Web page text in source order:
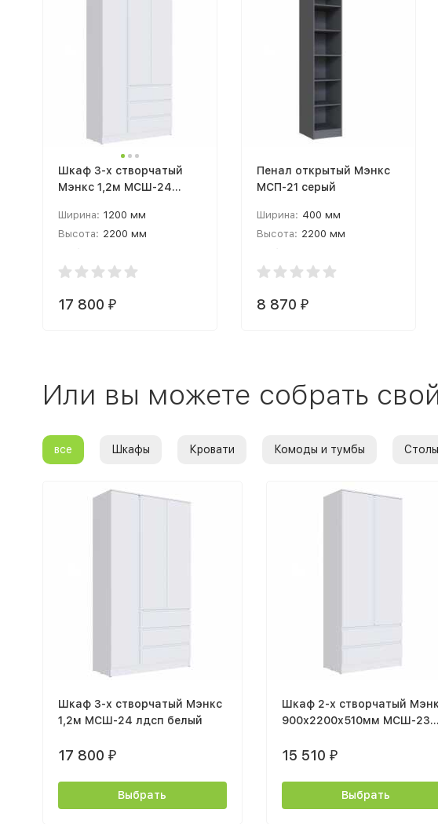
Шкаф 3-х створчатый
Мэнкс 1,2м МСШ-24
Ширина: 1200 мм
Высота: 2200 мм
17 800 ₽
Пенал открытый Мэнкс
МСП-21 серый
Ширина: 400 мм
Высота: 2200 мм
8 870 ₽
Или вы можете собрать
все Шкафы Кровати Комоды и тумбы
Шкаф 3-х створчатый Мэнкс
1,2м МСШ-24 лдсп белый
17 800 ₽
Выбрать
Шкаф 2-х створчатый
900х2200х510мм МСШ-23
15 510 ₽
Выбрать